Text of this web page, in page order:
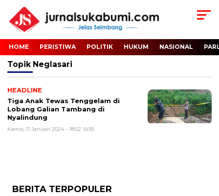
HOME PERISTIWA POLITIK HUKUM NASIONAL
Topik Neglasari
HEADLINE
Tiga Anak Tewas Tenggelam di
Lobang Galian Tambang di
Nyalindung
Kamis, 11 Januari 2024 - 18:02 WIB
BERITA TERPOPULER